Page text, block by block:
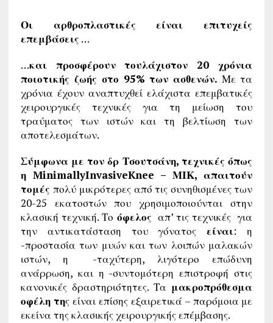
Οι αρθροπλαστικές είναι επιτυχείς
επεμβάσεις …
…και προσφέρουν τουλάχιστον 20 χρόνια
ποιοτικής ζωής στο 95% των ασθενών.Με τα
χρόνια έχουν αναπτυχθεί ελάχιστα επεμβατικές
χειρουργικές τεχνικές για τη μείωση του
τραύματος των ιστών και τη βελτίωση των
αποτελεσμάτων.
Σύμφωνα με τον δρ Τσουτσάνη, τεχνικές όπως
η MinimallyInvasiveKnee – ΜΙΚ, απαιτούν
τομέςπολύ μικρότερες από τις συνηθισμένες των
20-25 εκατοστών που χρησιμοποιούνται στην
κλασική τεχνική. Το όφελος απ’ τις τεχνικές για
την αντικατάσταση του γόνατοςείναι: η
-προστασία των μυών και των λοιπών μαλακών
ιστών, η -ταχύτερη, λιγότερο επώδυνη
ανάρρωση, και η -συντομότερη επιστροφή στις
κανονικές δραστηριότητες. Τα μακροπρόθεσμα
οφέλη της είναι επίσης εξαιρετικά – παρόμοια με
εκείνα της κλασικής χειρουργικής επέμβασης.